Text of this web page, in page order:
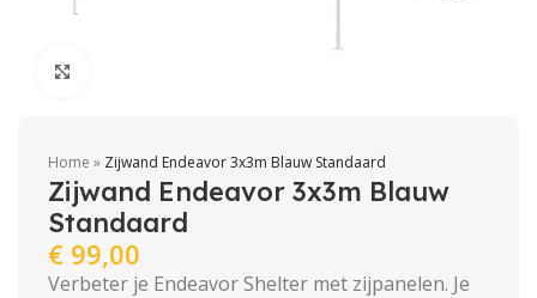
Home » Zijwand Endeavor 3x3m Blauw Standaard
Zijwand Endeavor 3x3m Blauw
Standaard
€ 99,00
Verbeter je Endeavor Shelter met zijpanelen. Je